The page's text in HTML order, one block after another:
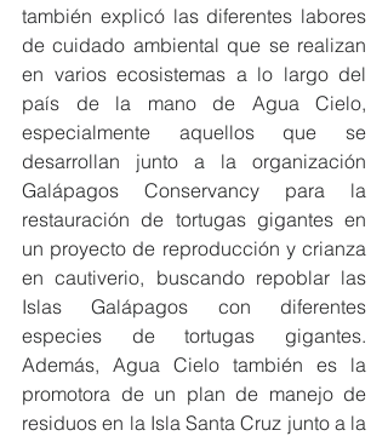
también explicó las diferentes labores
de cuidado ambiental que se realizan
en varios ecosistemas a lo largo del
país de la mano de Agua Cielo,
especialmente aquellos que se
desarrollan junto a la organización
Galápagos Conservancy para la
restauración de tortugas gigantes en
un proyecto de reproducción y crianza
en cautiverio, buscando repoblar las
Islas Galápagos con diferentes
especies de tortugas gigantes.
Además, Agua Cielo también es la
promotora de un plan de manejo de
residuos en la Isla Santa Cruz junto a la